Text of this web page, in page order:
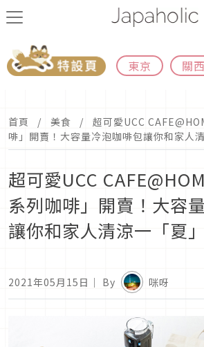
東京 關
首頁 美食
超可愛UCC
啡」開賣！大容量冷泡咖啡包讓你和家人清
超可愛UCC
系列咖啡」開賣！大容
讓你和家人清涼一「夏」
2021年05月15日 ｜ By 咪呀